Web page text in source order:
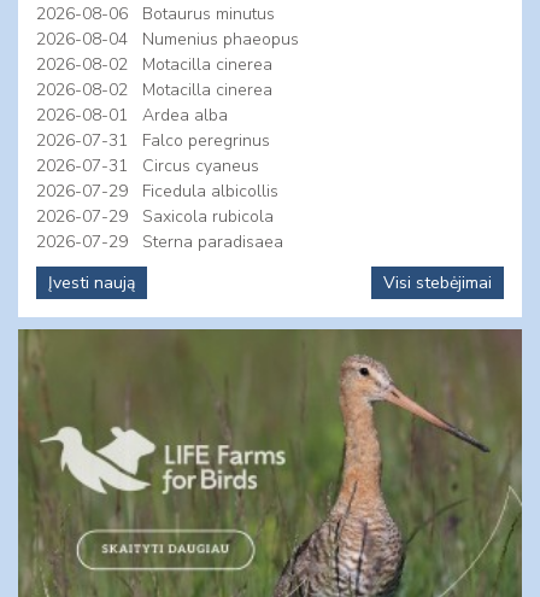
2026-08-06
Botaurus minutus
2026-08-04
Numenius phaeopus
2026-08-02
Motacilla cinerea
2026-08-02
Motacilla cinerea
2026-08-01
Ardea alba
2026-07-31
Falco peregrinus
2026-07-31
Circus cyaneus
2026-07-29
Ficedula albicollis
2026-07-29
Saxicola rubicola
2026-07-29
Sterna paradisaea
Įvesti naują
Visi stebėjimai